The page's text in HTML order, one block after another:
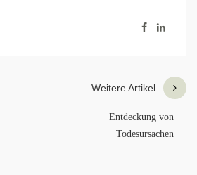
Weitere Artikel
Entdeckung von
Todesursachen